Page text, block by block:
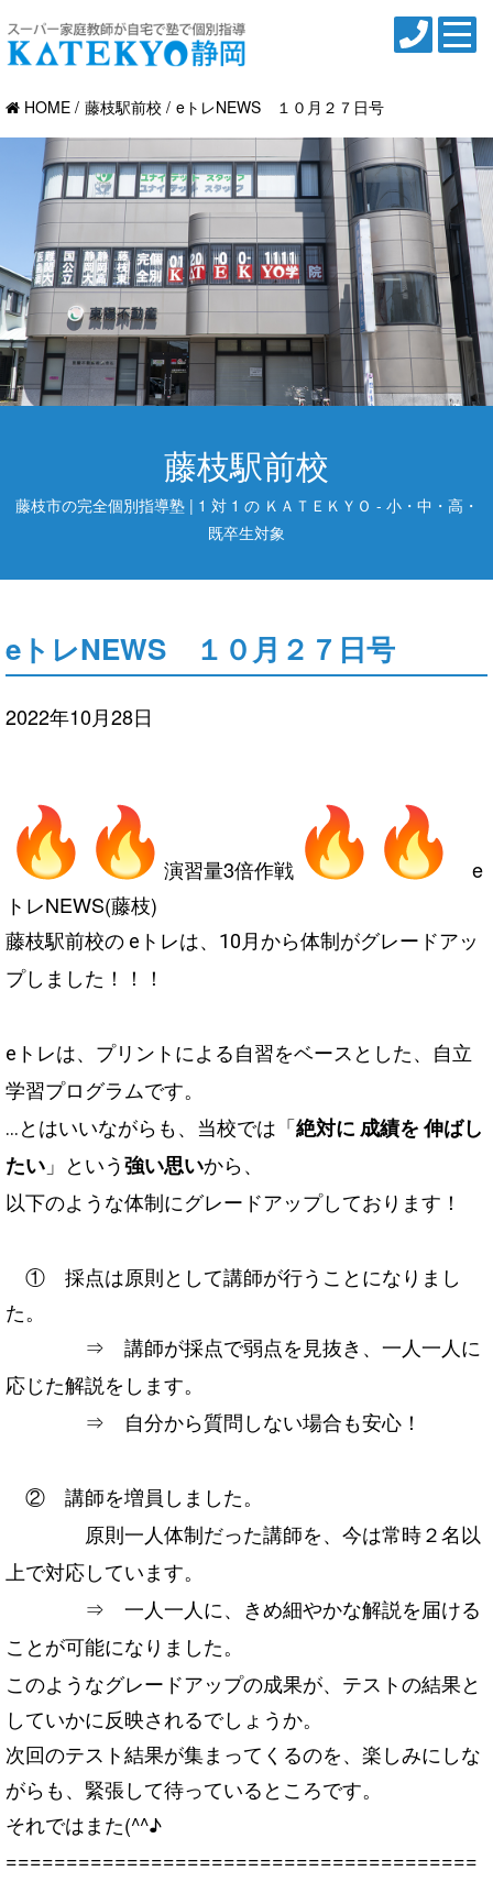
HOME 藤枝駅前校 eトレNEWS １０月２７日号
藤枝駅前校
藤枝市の完全個別指導塾 | 1 対 1 の ＫＡＴＥＫＹＯ - 小・中・高・
既卒生対象
eトレNEWS １０月２７日号
2022年10月28日
演習量3倍作戦
e
トレNEWS(藤枝)
藤枝駅前校の eトレは、10月から体制がグレードアッ
プしました！！！
eトレは、プリントによる自習をベースとした、自立
学習プログラムです。
…とはいいながらも、当校では「 絶対に 成績を 伸ばし
たい 」という強い思いから、
以下のような体制にグレードアップしております！
① 採点は原則として講師が行うことになりまし
た。
⇒ 講師が採点で弱点を見抜き、一人一人に
応じた解説をします。
⇒ 自分から質問しない場合も安心！
② 講師を増員しました。
原則一人体制だった講師を、今は常時２名以
上で対応しています。
⇒ 一人一人に、きめ細やかな解説を届ける
ことが可能になりました。
このようなグレードアップの成果が、テストの結果と
していかに反映されるでしょうか。
次回のテスト結果が集まってくるのを、楽しみにしな
がらも、緊張して待っているところです。
それではまた(^^♪
=======================================